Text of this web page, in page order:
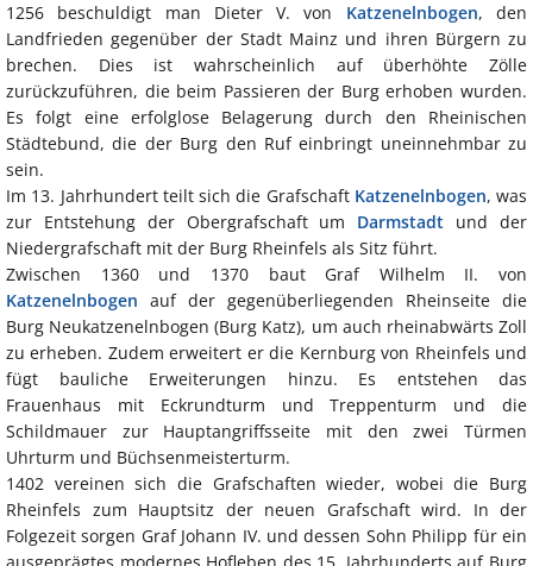
1256 beschuldigt man Dieter V. von Katzenelnbogen, den
Landfrieden gegenüber der Stadt Mainz und ihren Bürgern zu
brechen. Dies ist wahrscheinlich auf überhöhte Zölle
zurückzuführen, die beim Passieren der Burg erhoben wurden.
Es folgt eine erfolglose Belagerung durch den Rheinischen
Städtebund, die der Burg den Ruf einbringt uneinnehmbar zu
sein.
Im 13. Jahrhundert teilt sich die Grafschaft Katzenelnbogen, was
zur Entstehung der Obergrafschaft um Darmstadt und der
Niedergrafschaft mit der Burg Rheinfels als Sitz führt.
Zwischen 1360 und 1370 baut Graf Wilhelm II. von
Katzenelnbogen auf der gegenüberliegenden Rheinseite die
Burg Neukatzenelnbogen (Burg Katz), um auch rheinabwärts Zoll
zu erheben. Zudem erweitert er die Kernburg von Rheinfels und
fügt bauliche Erweiterungen hinzu. Es entstehen das
Frauenhaus mit Eckrundturm und Treppenturm und die
Schildmauer zur Hauptangriffsseite mit den zwei Türmen
Uhrturm und Büchsenmeisterturm.
1402 vereinen sich die Grafschaften wieder, wobei die Burg
Rheinfels zum Hauptsitz der neuen Grafschaft wird. In der
Folgezeit sorgen Graf Johann IV. und dessen Sohn Philipp für ein